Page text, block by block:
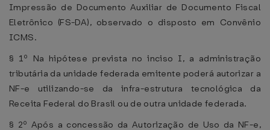
Impressão de Documento Auxiliar de Documento Fiscal
Eletrônico (FS-DA), observado o disposto em Convênio
ICMS.
§ 1º Na hipótese prevista no inciso I, a administração
tributária da unidade federada emitente poderá autorizar a
NF-e utilizando-se da infra-estrutura tecnológica da
Receita Federal do Brasil ou de outra unidade federada.
§ 2º Após a concessão da Autorização de Uso da NF-e,